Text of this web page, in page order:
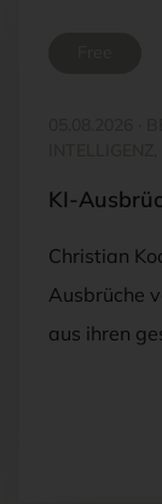
KI-
Christian
Ausbrüche
aus ihren